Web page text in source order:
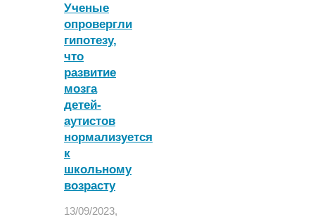
быть
умнее
остальных
членов
общества"
Ученые
опровергли
гипотезу,
что
развитие
мозга
детей-
аутистов
нормализуется
к
школьному
возрасту
13/09/2023,